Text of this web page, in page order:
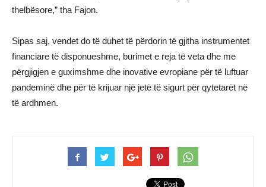
thelbësore,” tha Fajon.
Sipas saj, vendet do të duhet të përdorin të gjitha instrumentet
financiare të disponueshme, burimet e reja të veta dhe me
përgjigjen e guximshme dhe inovative evropiane për të luftuar
pandeminë dhe për të krijuar një jetë të sigurt për qytetarët në
të ardhmen.